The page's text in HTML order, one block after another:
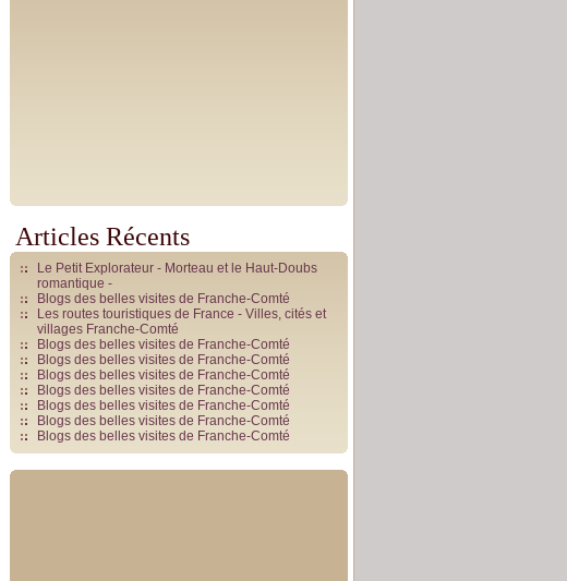
Articles Récents
Le Petit Explorateur - Morteau et le Haut-Doubs
romantique -
Blogs des belles visites de Franche-Comté
Les routes touristiques de France - Villes, cités et
villages Franche-Comté
Blogs des belles visites de Franche-Comté
Blogs des belles visites de Franche-Comté
Blogs des belles visites de Franche-Comté
Blogs des belles visites de Franche-Comté
Blogs des belles visites de Franche-Comté
Blogs des belles visites de Franche-Comté
Blogs des belles visites de Franche-Comté